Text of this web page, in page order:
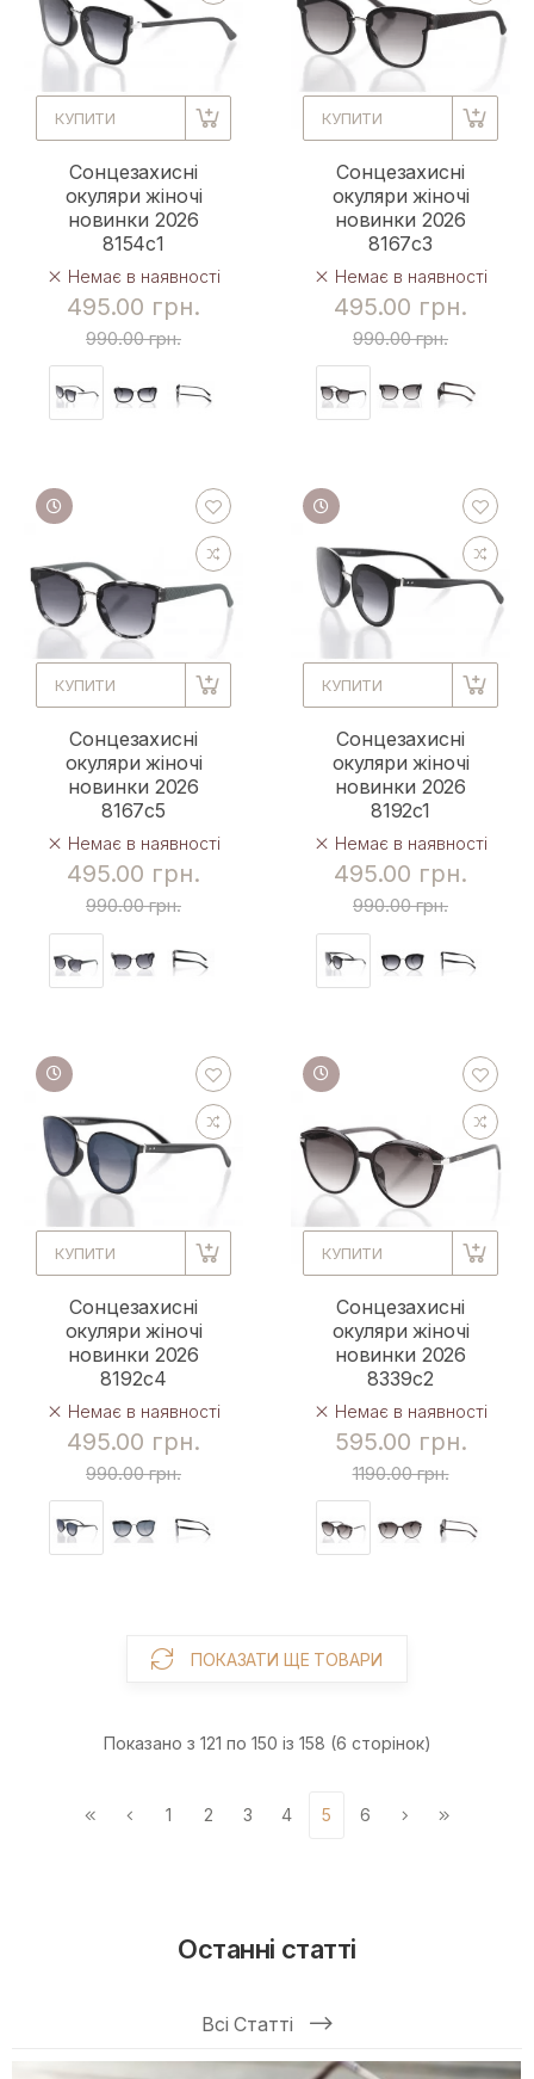
КУПИТИ
Сонцезахисні
окуляри жіночі
новинки 2026
8154с1
Немає в наявності
495.00 грн.
990.00 грн.
КУПИТИ
Сонцезахисні
окуляри жіночі
новинки 2026
8167c3
Немає в наявності
495.00 грн.
990.00 грн.
КУПИТИ
Сонцезахисні
окуляри жіночі
новинки 2026
8167c5
Немає в наявності
495.00 грн.
990.00 грн.
КУПИТИ
Сонцезахисні
окуляри жіночі
новинки 2026
8192c1
Немає в наявності
495.00 грн.
990.00 грн.
КУПИТИ
Сонцезахисні
окуляри жіночі
новинки 2026
8192c4
Немає в наявності
495.00 грн.
990.00 грн.
КУПИТИ
Сонцезахисні
окуляри жіночі
новинки 2026
8339c2
Немає в наявності
595.00 грн.
1190.00 грн.
ПОКАЗАТИ ЩЕ ТОВАРИ
Показано з 121 по 150 із 158 (6 сторінок)
1 2 3 4 5 6
Останні статті
Всі Статті